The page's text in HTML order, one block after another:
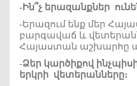
-Ին՞չ երազանքներ
-Երազում ենք մեր
բարգավաճ և
Հայաստան աշխարհը
-Ձեր կարծիքով
երկրի վետերանները։